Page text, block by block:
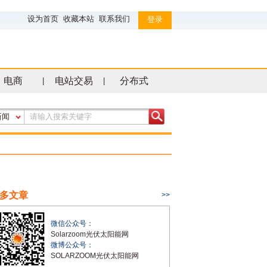
设为首页 收藏本站 联系我们 登录
电商 电站交易 分布式
闻
文章 >>
微信公众号：
Solarzoom光伏太阳能网
微博公众号：
SOLARZOOM光伏太阳能网